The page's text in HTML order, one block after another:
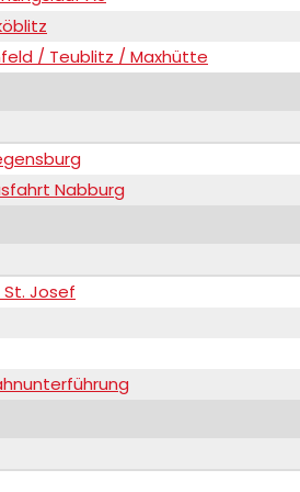
/ Teublitz / Maxhütte
Nabburg
Josef